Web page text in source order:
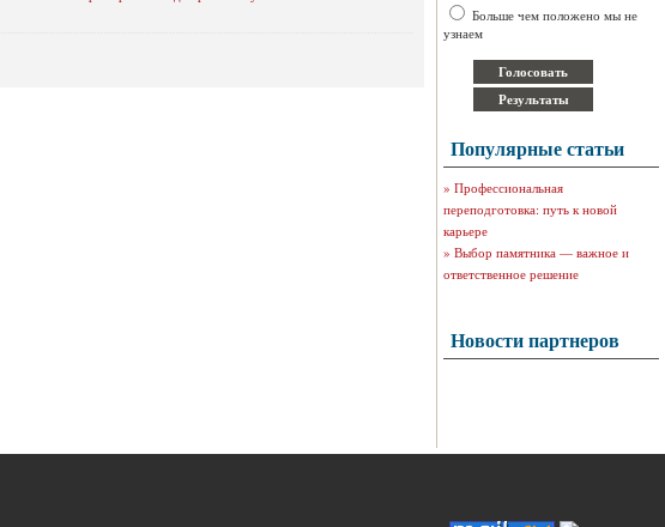
Больше чем положено мы не
узнаем
Популярные статьи
» Профессиональная
переподготовка: путь к новой
карьере
» Выбор памятника — важное и
ответственное решение
Новости партнеров